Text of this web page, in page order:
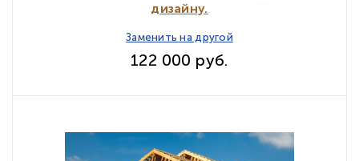
дизайну.
Заменить на другой
122 000 руб.